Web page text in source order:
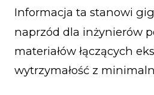
Informacja ta stanowi
naprzód dla inżynierów
materiałów łączących
wytrzymałość z